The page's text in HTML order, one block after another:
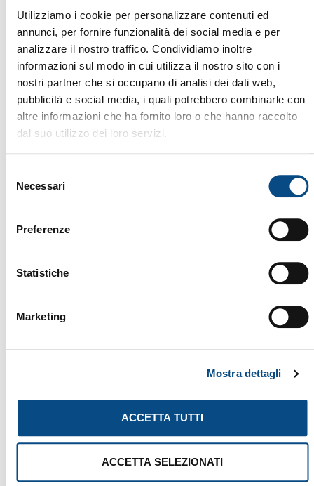
Utilizziamo i cookie per personalizzare contenuti ed
annunci, per fornire funzionalità dei social media e per
analizzare il nostro traffico. Condividiamo inoltre
informazioni sul modo in cui utilizza il nostro sito con i
nostri partner che si occupano di analisi dei dati web,
pubblicità e social media, i quali potrebbero combinarle con
altre informazioni che ha fornito loro o che hanno raccolto
dal suo utilizzo dei loro servizi.
delNecessari
Preferenze
Statistiche
Marketing
Mostra dettagli
ACCETTA TUTTI
ACCETTA SELEZIONATI